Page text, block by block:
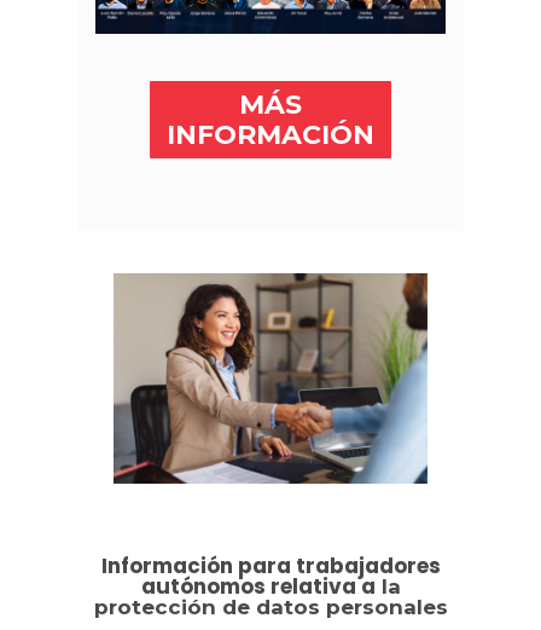
MÁS
INFORMACIÓN
Información para trabajadores
autónomos relativa a la
protección de datos personales